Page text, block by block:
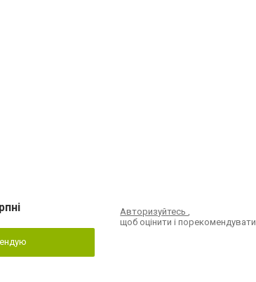
Авторизуйтесь,
щоб оцінити і порекомендувати